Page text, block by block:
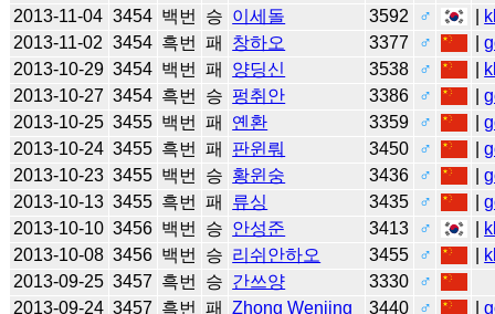
2013-11-04 3454 백번 승 이세돌 3592 ♂
2013-11-02 3454 흑번 패 창하오 3377 ♂ |
2013-10-29 3454 백번 패 양딩신 3538 ♂
2013-10-27 3454 흑번 승 펑취안 3386 ♂ |
2013-10-25 3455 백번 패 옌환 3359 ♂ |
2013-10-24 3455 흑번 패 판윈뤄 3450 ♂ |
2013-10-23 3455 백번 승 황윈숭 3436 ♂ |
2013-10-13 3455 흑번 패 류싱 3435 ♂ |
2013-10-10 3456 백번 승 안성준 3413 ♂
2013-10-08 3456 백번 승 리쉬안하오 3455 ♂
2013-09-25 3457 흑번 승 간쓰양 3330
♂
2013-09-24 3457 흑번 패 Zhong Wenjing 3440 ♂ |